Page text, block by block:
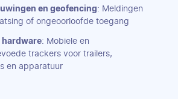
en geofencing: Meldingen
of ongeoorloofde toegang
hardware: Mobiele en
trackers voor trailers,
en apparatuur